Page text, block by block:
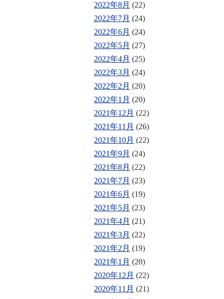
2022年8月 (22)
2022年7月 (24)
2022年6月 (24)
2022年5月 (27)
2022年4月 (25)
2022年3月 (24)
2022年2月 (20)
2022年1月 (20)
2021年12月 (22)
2021年11月 (26)
2021年10月 (22)
2021年9月 (24)
2021年8月 (22)
2021年7月 (23)
2021年6月 (19)
2021年5月 (23)
2021年4月 (21)
2021年3月 (22)
2021年2月 (19)
2021年1月 (20)
2020年12月 (22)
2020年11月 (21)